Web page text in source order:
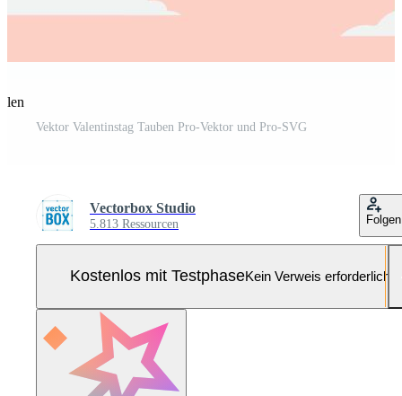
Vektor Valentinstag Tauben Pro-Vektor und Pro-SVG
Vectorbox Studio
5.813 Ressourcen Folgen
Kostenlos mit TestphaseKein Verweis erforderlich